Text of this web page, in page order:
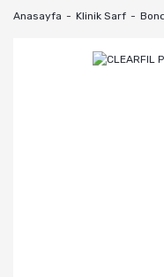
Anasayfa Klinik Sarf